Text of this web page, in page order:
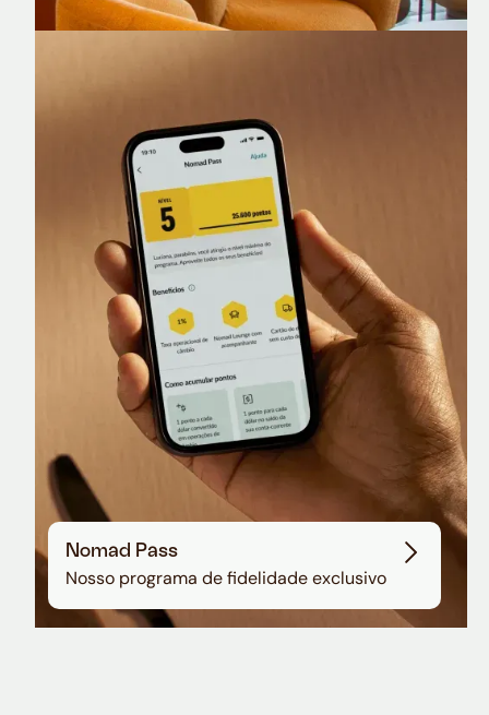
Nomad Lounge
Sala VIP no Aeroporto de Guarulhos
Nomad Pass
Nosso programa de fidelidade exclusivo